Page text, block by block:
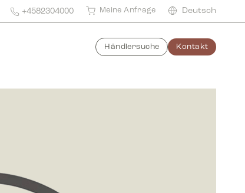
+4582304000 Meine Anfrage Deutsch
Händlersuche Kontakt